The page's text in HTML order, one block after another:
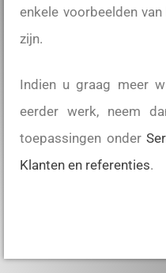
enkele voorbeelden
zijn.
Indien u graag meer
eerder werk, neem
toepassingen onder
Klanten en referenties.